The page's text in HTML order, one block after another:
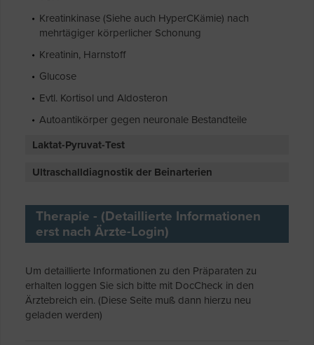
Kreatinkinase (Siehe auch HyperCKämie) nach
mehrtägiger körperlicher Schonung
Kreatinin, Harnstoff
Glucose
Evtl. Kortisol und Aldosteron
Autoantikörper gegen neuronale Bestandteile
Laktat-Pyruvat-Test
Ultraschalldiagnostik der Beinarterien
Therapie - (Detaillierte Informationen
erst nach Ärzte-Login)
Um detaillierte Informationen zu den Präparaten zu
erhalten loggen Sie sich bitte mit DocCheck in den
Ärztebreich ein. (Diese Seite muß dann hierzu neu
geladen werden)